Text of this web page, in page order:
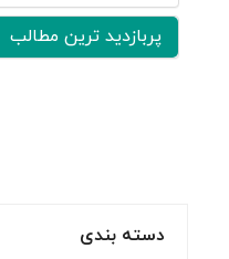
پربازدید ترین مطالب
دسته بندی